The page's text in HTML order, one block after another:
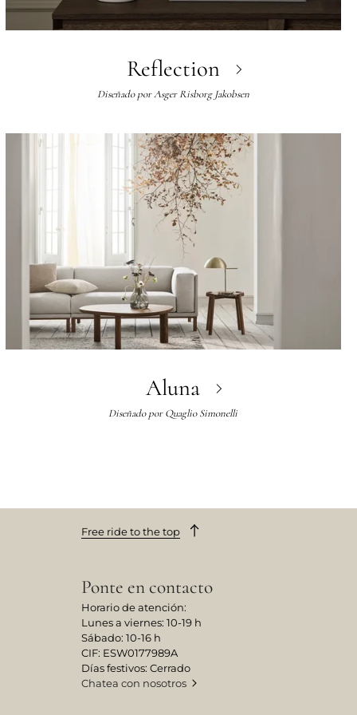
Reflection
Diseñado porAsger Risborg Jakobsen
Aluna
Diseñado porQuaglio Simonelli
Free ride to the top
Ponte en contacto
Horario de atención:
Lunes a viernes: 10-19 h
Sábado: 10-16 h
CIF: ESW0177989A
Días festivos: Cerrado
Chatea con nosotros